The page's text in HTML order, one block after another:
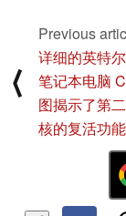
⟨
Previous
详细的英特
笔记本电脑
图揭示了第
核的复活功能